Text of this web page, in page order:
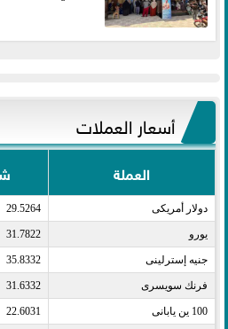
أسعار العملات
العملة
دولار أمريكى​ 29.5264
يورو​ 31.7822
جنيه إسترلينى​ 35.8332
فرنك سويسرى​ 31.6332
100 ين يابانى​ 22.6031